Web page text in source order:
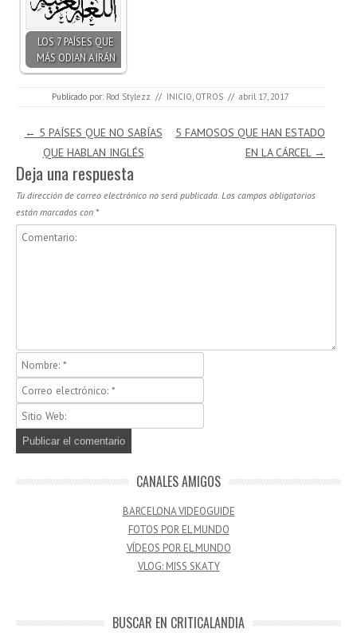
LOS 7 PAÍSES QUE
MÁS ODIAN A IRÁN
Publicado por: Rod Stylezz // INICIO OTROS // abril 17, 2017
Navegación de entradas
← 5 PAÍSES QUE NO SABÍAS
QUE HABLAN INGLÉS
5 FAMOSOS QUE HAN ESTADO
EN LA CÁRCEL →
Deja una respuesta
Tu dirección de correo electrónico no será publicada. Los campos obligatorios
están marcados con *
CANALES AMIGOS
BARCELONA VIDEOGUIDE
FOTOS POR EL MUNDO
VÍDEOS POR EL MUNDO
VLOG: MISS SKATY
BUSCAR EN CRITICALANDIA